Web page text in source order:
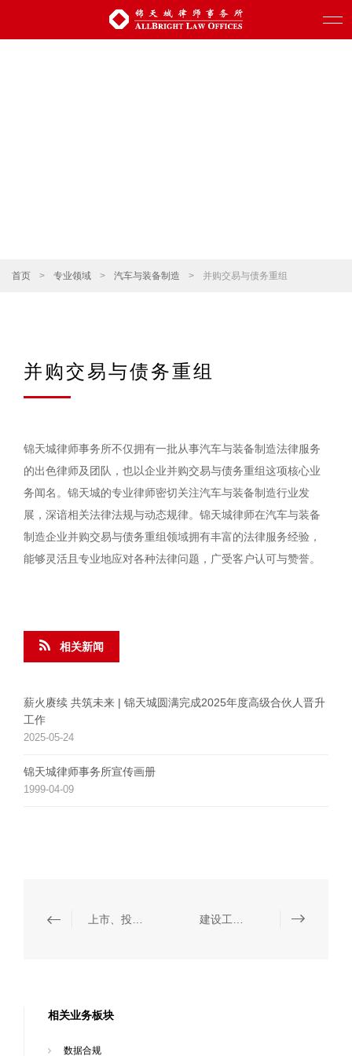
首页 > 专业领域 > 汽车与装备制造 > 并购交易与债务重组
并购交易与债务重组
锦天城律师事务所不仅拥有一批从事汽车与装备制造法律服务
的出色律师及团队，也以企业并购交易与债务重组这项核心业
务闻名。锦天城的专业律师密切关注汽车与装备制造行业发
展，深谙相关法律法规与动态规律。锦天城律师在汽车与装备
制造企业并购交易与债务重组领域拥有丰富的法律服务经验，
能够灵活且专业地应对各种法律问题，广受客户认可与赞誉。
相关新闻
薪火赓续 共筑未来 | 锦天城圆满完成2025年度高级合伙人晋升
工作
2025-05-24
锦天城律师事务所宣传画册
1999-04-09
相关业务板块
数据合规